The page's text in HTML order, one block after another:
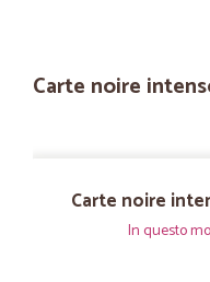
Carte noire
Carte noire
In questo